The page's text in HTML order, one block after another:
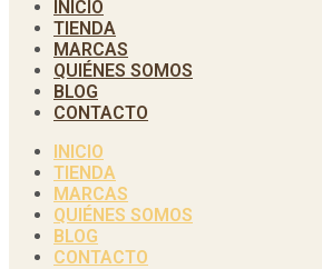
INICIO
TIENDA
MARCAS
QUIÉNES SOMOS
BLOG
CONTACTO
INICIO
TIENDA
MARCAS
QUIÉNES SOMOS
BLOG
CONTACTO